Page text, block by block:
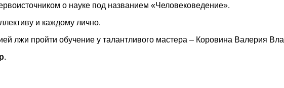
о науке под названием «Человековедение».
и каждому лично.
лжи пройти обучение у талантливого мастера – Коровина Валерия
.